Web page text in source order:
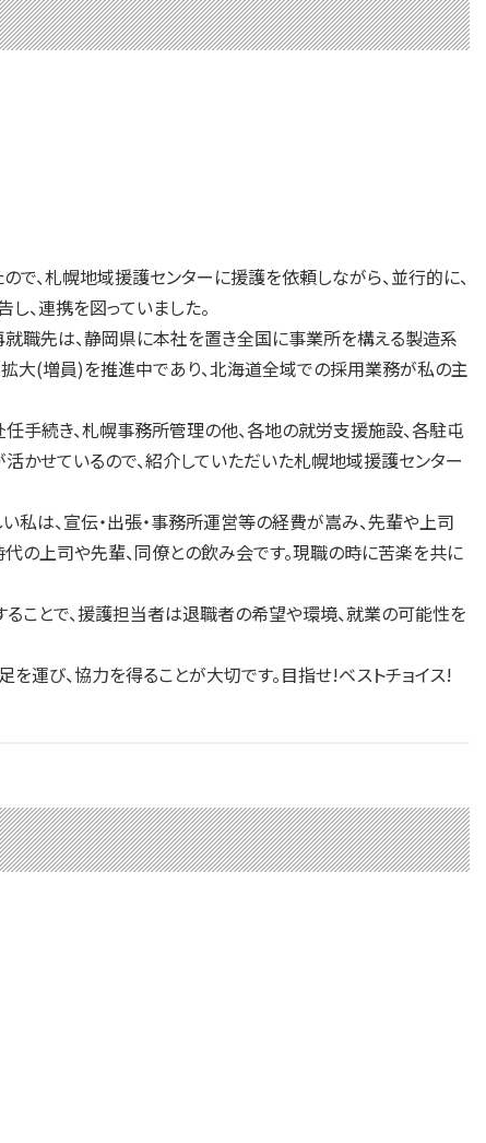
、札幌地域援護センターに援護を依頼しながら、並行的に、
、連携を図っていました。
職先は、静岡県に本社を置き全国に事業所を構える製造系
拡大(増員)を推進中であり、北海道全域での採用業務が私の主
手続き、札幌事務所管理の他、各地の就労支援施設、各駐屯
かせているので、紹介していただいた札幌地域援護センター
私は、宣伝・出張・事務所運営等の経費が嵩み、先輩や上司
代の上司や先輩、同僚との飲み会です。現職の時に苦楽を共に
ことで、援護担当者は退職者の希望や環境、就業の可能性を
運び、協力を得ることが大切です。目指せ!ベストチョイス!